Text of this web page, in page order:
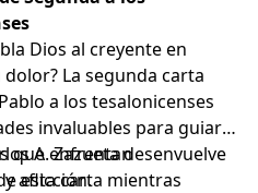
Dios al creyente en
La segunda carta
a los tesalonicenses
invaluables para guiar a
que enfrentan
aflicción.
A. Zazueta desenvuelve
esta carta mientras